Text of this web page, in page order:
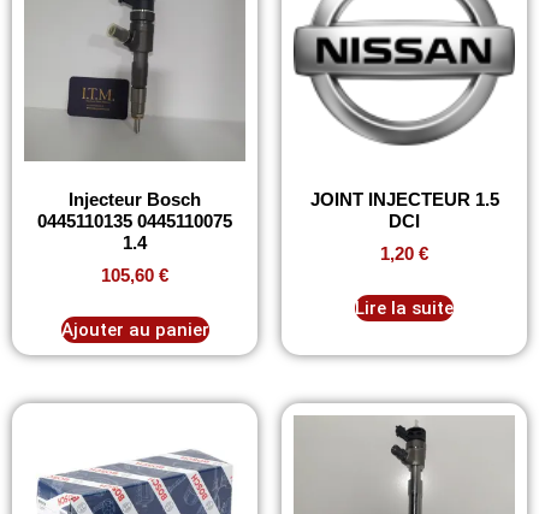
Injecteur Bosch
0445110135 0445110075
1.4
105,60 €
Ajouter au panier
JOINT INJECTEUR 1.5
DCI
1,20 €
Lire la suite